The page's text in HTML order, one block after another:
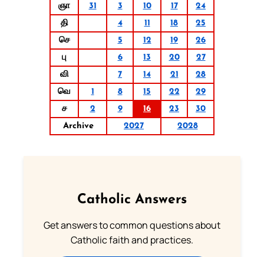
ஞா
31 3 10 17
24
தி
4 11 18
25
செ
5 12 19
26
பு
6 13 20
27
வி
7 14 21
28
வெ
1 8 15 22
29
ச
2 9 16 23
30
Archive
2027 2028
Catholic Answers
Get answers to common questions about
Catholic faith and practices.